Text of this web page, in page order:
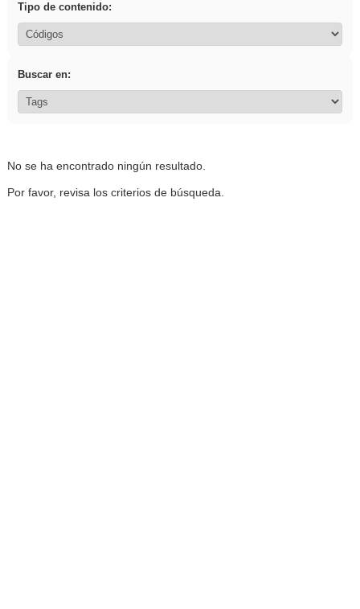
Tipo de contenido:
Buscar en:
No se ha encontrado ningún resultado.
Por favor, revisa los criterios de búsqueda.